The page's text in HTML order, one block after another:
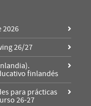
2026
26/27
finlandés
para prácticas
26-27